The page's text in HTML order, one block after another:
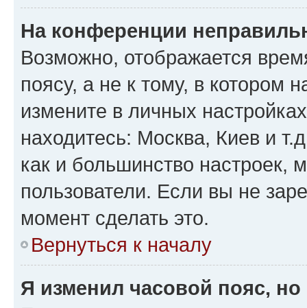
На конференции
Возможно, отображается
поясу, а не к тому, в котором
измените в личных
находитесь: Москва, Киев и
как и большинство настроек,
пользователи. Если вы не
момент сделать это.
Вернуться к началу
Я изменил часовой пояс,